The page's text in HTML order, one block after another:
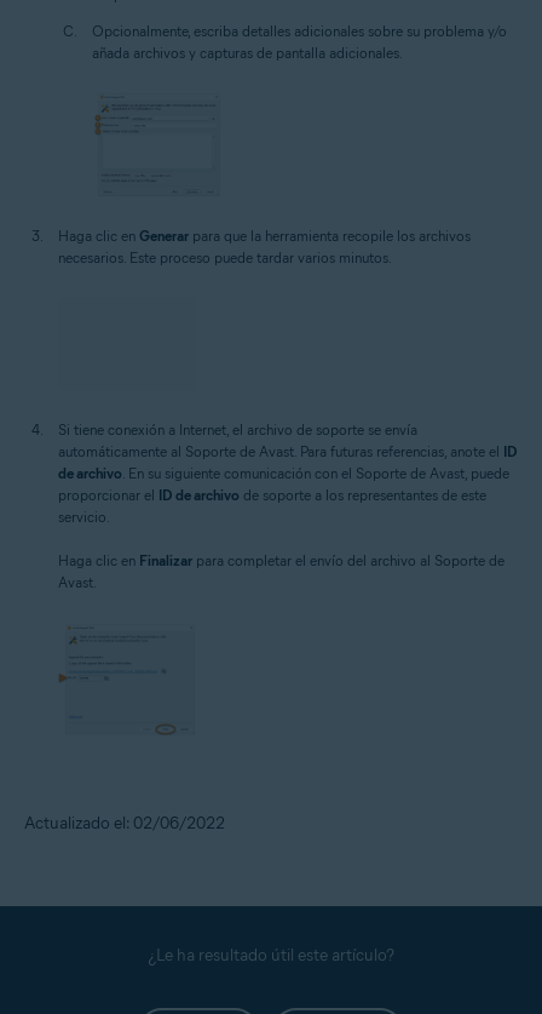
Opcionalmente, escriba detalles adicionales sobre su problema y/o
añada archivos y capturas de pantalla adicionales.
Haga clic en Generar para que la herramienta recopile los archivos
necesarios. Este proceso puede tardar varios minutos.
Si tiene conexión a Internet, el archivo de soporte se envía
automáticamente al Soporte de Avast. Para futuras referencias, anote el ID
de archivo. En su siguiente comunicación con el Soporte de Avast, puede
proporcionar el ID de archivo de soporte a los representantes de este
servicio.
Haga clic en Finalizar para completar el envío del archivo al Soporte de
Avast.
Actualizado el: 02/06/2022
¿Le ha resultado útil este artículo?